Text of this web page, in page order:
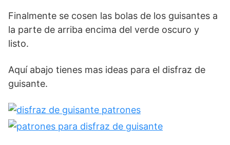
Finalmente se cosen las bolas de los guisantes a
la parte de arriba encima del verde oscuro y
listo.
Aquí abajo tienes mas ideas para el disfraz de
guisante.